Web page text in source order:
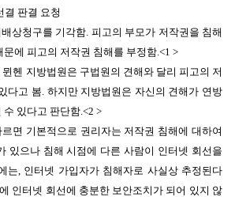
결 판결 요청
상청구를 기각함. 피고의 부모가 저작권을 침해
에 피고의 저작권 침해를 부정함.<1 >
뮌헨 지방법원은 구법원의 견해와 달리 피고의 저
다고 봄. 하지만 지방법원은 자신의 견해가 연방
있다고 판단함.<2 >
면 기본적으로 권리자는 저작권 침해에 대하여
있으나 침해 시점에 다른 사람이 인터넷 회선을
는, 인터넷 가입자가 침해자로 사실상 추정된다
인터넷 회선에 충분한 보안조치가 되어 있지 않